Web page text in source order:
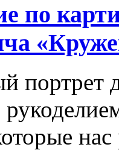
по
портрет